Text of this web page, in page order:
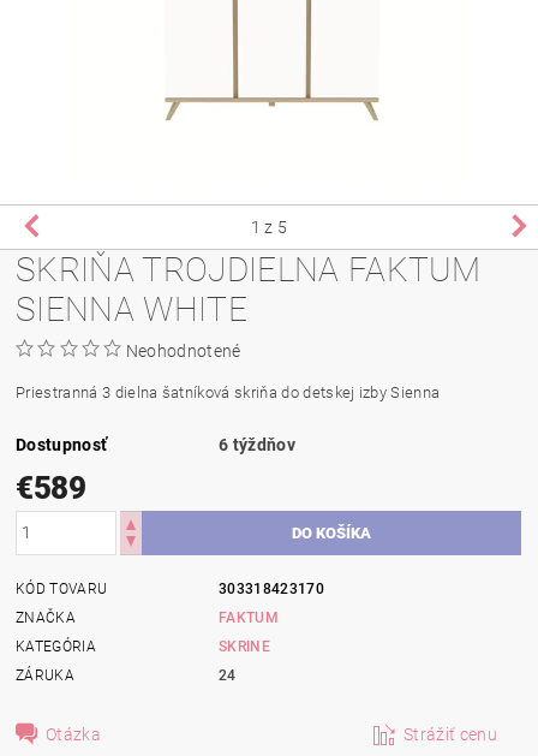
1 z 5
SKRIŇA TROJDIELNA FAKTUM
SIENNA WHITE
Neohodnotené
Priestranná 3 dielna šatníková skriňa do detskej izby Sienna
Dostupnosť 6 týždňov
€589
KÓD TOVARU
303318423170
ZNAČKA
FAKTUM
KATEGÓRIA
SKRINE
ZÁRUKA
24
Otázka Strážiť cenu